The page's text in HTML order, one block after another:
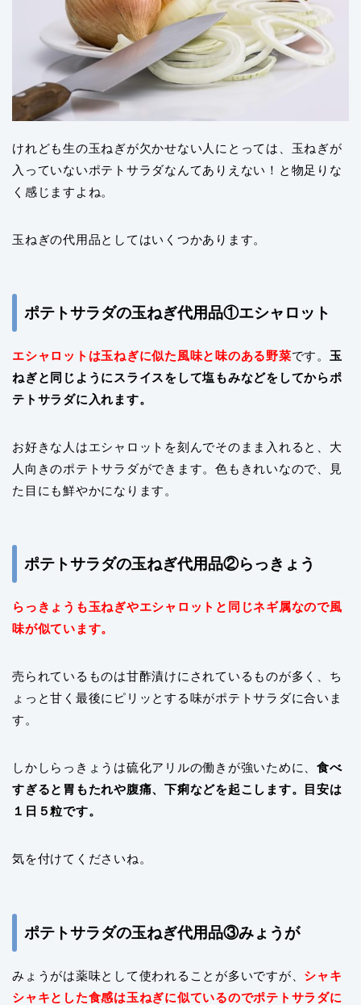
けれども生の玉ねぎが欠かせない人にとっては、玉ねぎが
入っていないポテトサラダなんてありえない！と物足りな
く感じますよね。
玉ねぎの代用品としてはいくつかあります。
ポテトサラダの玉ねぎ代用品①エシャロット
エシャロットは玉ねぎに似た風味と味のある野菜です。 玉
ねぎと同じようにスライスをして塩もみなどをしてからポ
テトサラダに入れます。
お好きな人はエシャロットを刻んでそのまま入れると、大
人向きのポテトサラダができます。色もきれいなので、見
た目にも鮮やかになります。
ポテトサラダの玉ねぎ代用品②らっきょう
らっきょうも玉ねぎやエシャロットと同じネギ属なので風
味が似ています。
売られているものは甘酢漬けにされているものが多く、ち
ょっと甘く最後にピリッとする味がポテトサラダに合いま
す。
しかしらっきょうは硫化アリルの働きが強いために、食べ
すぎると胃もたれや腹痛、下痢などを起こします。目安は
１日５粒です。
気を付けてくださいね。
ポテトサラダの玉ねぎ代用品③みょうが
みょうがは薬味として使われることが多いですが、 シャキ
シャキとした食感は玉ねぎに似ているのでポテトサラダに